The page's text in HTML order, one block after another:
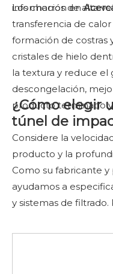
información en
Los chorros de alta
transferencia de
formación de costras
cristales de hielo
la textura y reduce el
descongelación,
producto terminado
¿Cómo elegir
túnel de
Considere la
producto y la
Como su fabricante
ayudamos a
y sistemas de filtrado.
para preguntar—